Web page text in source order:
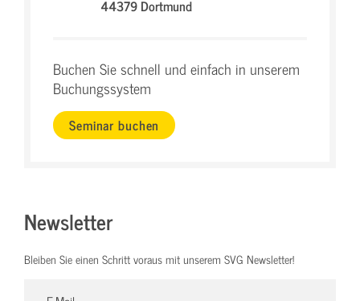
44379 Dortmund
Buchen Sie schnell und einfach in unserem
Buchungssystem
Seminar buchen
Newsletter
Bleiben Sie einen Schritt voraus mit unserem SVG Newsletter!